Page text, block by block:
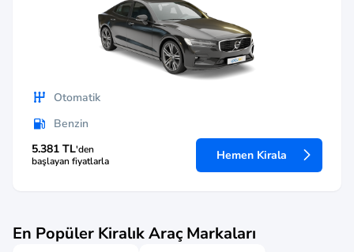
Otomatik
Benzin
5.381 TL'den
başlayan fiyatlarla
Hemen Kirala
En Popüler Kiralık Araç Markaları